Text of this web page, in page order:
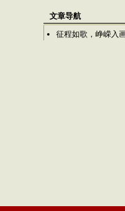
文章导航
征程如歌，峥嵘入